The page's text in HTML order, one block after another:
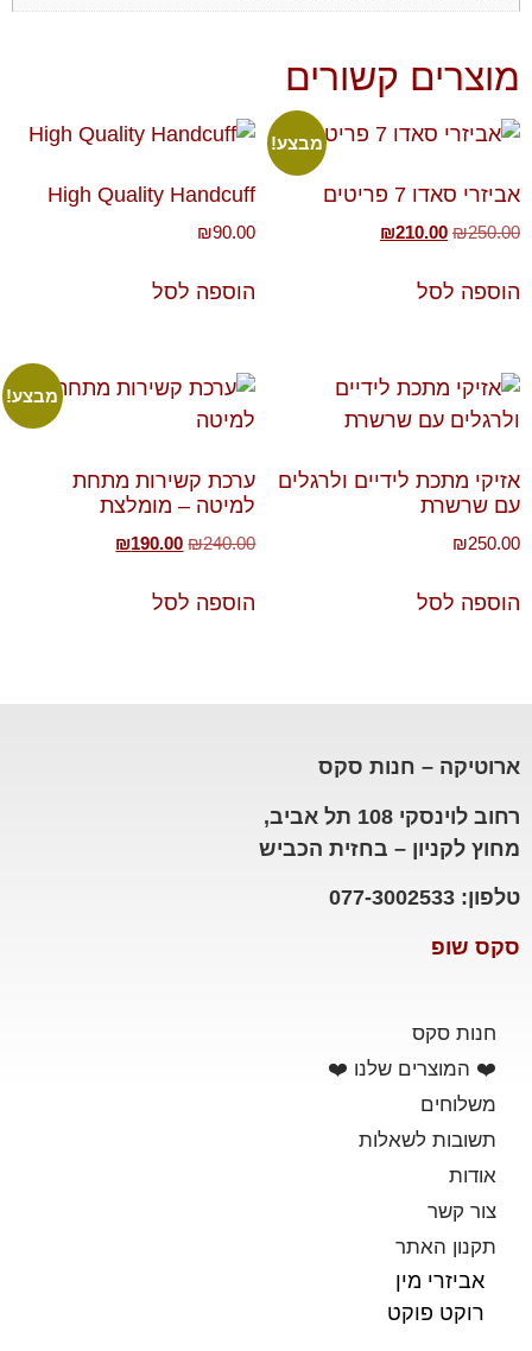
מוצרים קשורים
מבצע!
אביזרי סאדו 7 פריטים
₪250.00
₪210.00
הוספה לסל
High Quality Handcuff
₪90.00
הוספה לסל
אזיקי מתכת לידיים ולרגלים
עם שרשרת
₪250.00
הוספה לסל
מבצע!
ערכת קשירות מתחת
למיטה – מומלצת
₪240.00
₪190.00
הוספה לסל
ארוטיקה – חנות סקס
רחוב לוינסקי 108 תל אביב,
מחוץ לקניון – בחזית הכביש
טלפון: 077-3002533
סקס שופ
חנות סקס
❤️ המוצרים שלנו ❤️
משלוחים
תשובות לשאלות
אודות
צור קשר
תקנון האתר
אביזרי מין
רוקט פוקט